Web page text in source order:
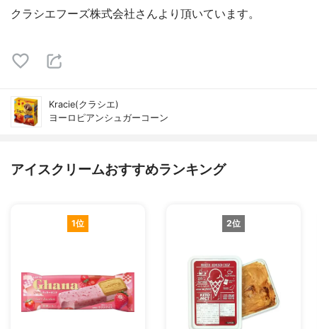
クラシエフーズ株式会社さんより頂いています。
Kracie(クラシエ)
ヨーロピアンシュガーコーン
アイスクリームおすすめランキング
1位 2位